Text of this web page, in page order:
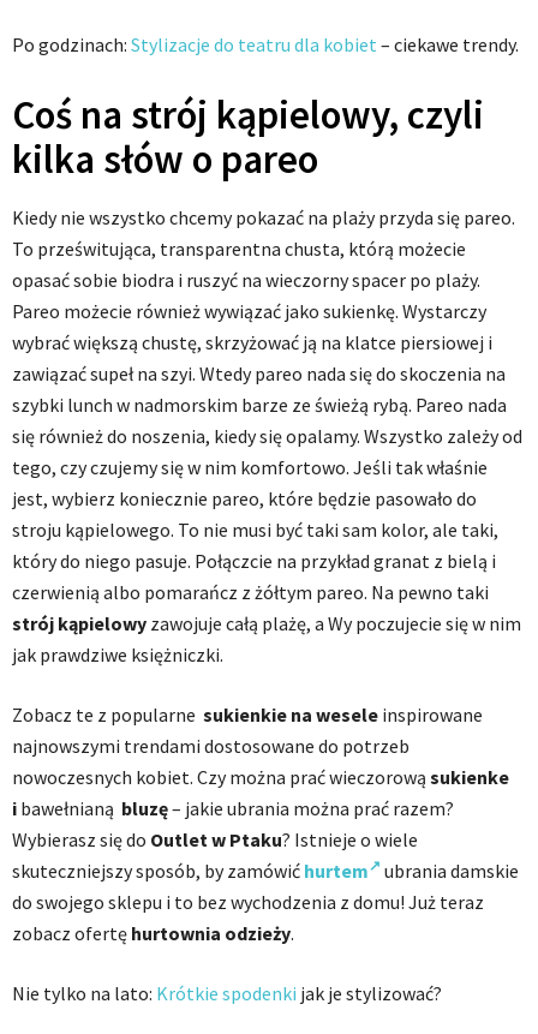
Po godzinach: Stylizacje do teatru dla kobiet – ciekawe trendy.
Coś na strój kąpielowy, czyli
kilka słów o pareo
Kiedy nie wszystko chcemy pokazać na plaży przyda się pareo.
To prześwitująca, transparentna chusta, którą możecie
opasać sobie biodra i ruszyć na wieczorny spacer po plaży.
Pareo możecie również wywiązać jako sukienkę. Wystarczy
wybrać większą chustę, skrzyżować ją na klatce piersiowej i
zawiązać supeł na szyi. Wtedy pareo nada się do skoczenia na
szybki lunch w nadmorskim barze ze świeżą rybą. Pareo nada
się również do noszenia, kiedy się opalamy. Wszystko zależy od
tego, czy czujemy się w nim komfortowo. Jeśli tak właśnie
jest, wybierz koniecznie pareo, które będzie pasowało do
stroju kąpielowego. To nie musi być taki sam kolor, ale taki,
który do niego pasuje. Połączcie na przykład granat z bielą i
czerwienią albo pomarańcz z żółtym pareo. Na pewno taki
strój kąpielowy zawojuje całą plażę, a Wy poczujecie się w nim
jak prawdziwe księżniczki.
Zobacz te z popularne sukienkie na wesele inspirowane
najnowszymi trendami dostosowane do potrzeb
nowoczesnych kobiet. Czy można prać wieczorową sukienke
i bawełnianą bluzę– jakie ubrania można prać razem?
Wybierasz się do Outlet w Ptaku? Istnieje o wiele
skuteczniejszy sposób, by zamówić hurtem
ubrania damskie
do swojego sklepu i to bez wychodzenia z domu! Już teraz
zobacz ofertę hurtownia odzieży.
Nie tylko na lato: Krótkie spodenki jak je stylizować?